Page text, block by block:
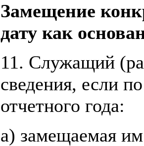
Замещение
дату как
11. Служащий
сведения, если
отчетного года:
а) замещаемая